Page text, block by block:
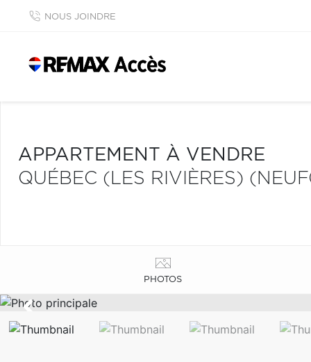
NOUS JOINDRE
APPARTEMENT À VENDRE
QUÉBEC (LES RIVIÈRES)
PHOTOS